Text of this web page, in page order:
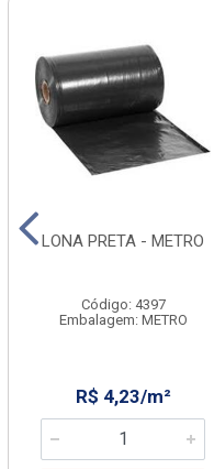
LONA PRETA - METRO
Código: 4397
Embalagem: METRO
R$ 4,23/m²